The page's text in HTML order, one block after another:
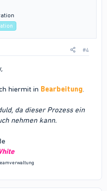
#4
hiermit in Bearbeitung.
da dieser Prozess ein
nehmen kann.